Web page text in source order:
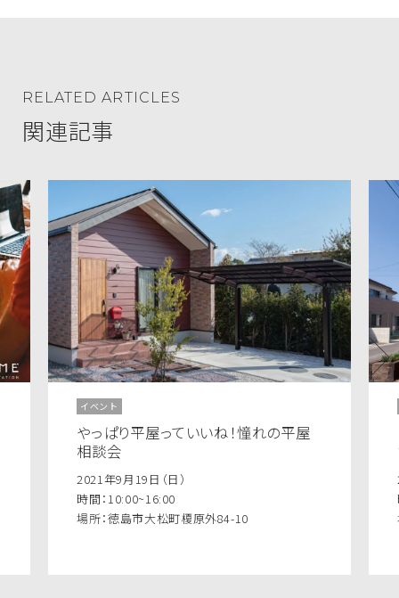
RELATED ARTICLES
関連記事
イベント
やっぱり平屋っていいね！憧れの平屋
相談会
2021年9月19日（日）
時間：10:00~16:00
場所：徳島市大松町榎原外84-10